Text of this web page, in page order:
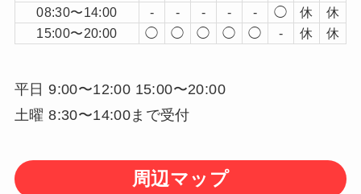
08:30〜14:00 - - - - - ◯ 休
休
15:00〜20:00
◯ ◯ ◯ ◯ ◯ - 休 休
平日 9:00〜12:00 15:00〜20:00
土曜 8:30〜14:00まで受付
周辺マップ